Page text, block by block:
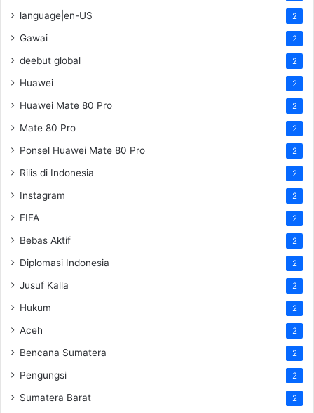
language|en-US 2
Gawai 2
deebut global 2
Huawei 2
Huawei Mate 80 Pro 2
Mate 80 Pro 2
Ponsel Huawei Mate 80 Pro 2
Rilis di Indonesia 2
Instagram 2
FIFA 2
Bebas Aktif 2
Diplomasi Indonesia 2
Jusuf Kalla 2
Hukum 2
Aceh 2
Bencana Sumatera 2
Pengungsi 2
Sumatera Barat 2